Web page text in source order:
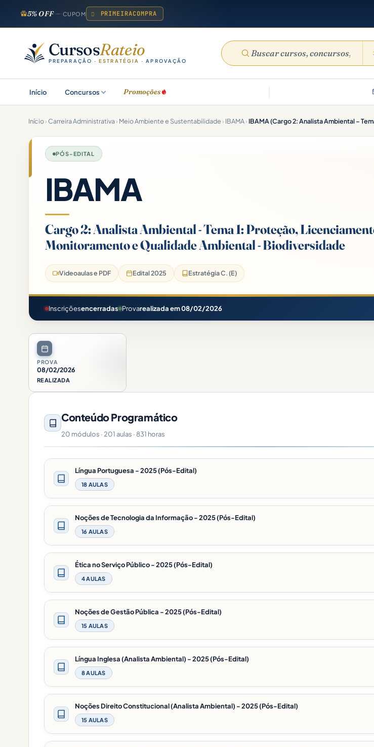
5% OFF CUPOM PRIMEIRACOMPRA
CursosRateio
PREPARAÇÃO ·ESTRATÉGIA · APROVAÇÃO
Início Concursos Promoções
Início› Carreira Administrativa› Meio Ambiente e Sustentabilidade › IBAMA›
PÓS-EDITAL
IBAMA
Cargo 2: Analista Ambiental - Tema 1: Proteção,
Monitoramento e Qualidade Ambiental - Biodiversidade
Videoaulas e PDF Edital 2025 Estratégia C. (E)
Inscriçõesencerradas Provarealizada em 08/02/2026
PROVA
08/02/2026
REALIZADA
Conteúdo Programático
20 módulos · 201 aulas · 831 horas
Língua Portuguesa - 2025 (Pós-Edital)
18 AULAS
Noções de Tecnologia da Informação - 2025 (Pós-Edital)
16 AULAS
Ética no Serviço Público - 2025 (Pós-Edital)
4 AULAS
Noções de Gestão Pública - 2025 (Pós-Edital)
15 AULAS
Língua Inglesa (Analista Ambiental) - 2025 (Pós-Edital)
8 AULAS
Noções Direito Constitucional (Analista Ambiental) - 2025 (Pós-Edital)
15 AULAS